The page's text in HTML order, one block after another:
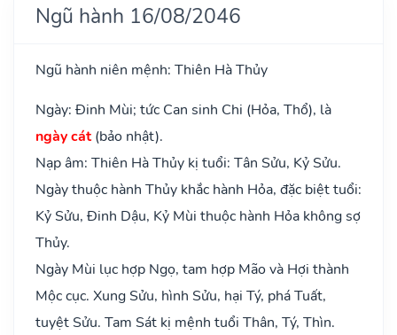
Ngũ hành 16/08/2046
Ngũ hành niên mệnh: Thiên Hà Thủy
Ngày: Đinh Mùi; tức Can sinh Chi (Hỏa, Thổ), là
ngày cát(bảo nhật).
Nạp âm: Thiên Hà Thủy kị tuổi: Tân Sửu, Kỷ Sửu.
Ngày thuộc hành Thủy khắc hành Hỏa, đặc biệt tuổi:
Kỷ Sửu, Đinh Dậu, Kỷ Mùi thuộc hành Hỏa không sợ
Thủy.
Ngày Mùi lục hợp Ngọ, tam hợp Mão và Hợi thành
Mộc cục. Xung Sửu, hình Sửu, hại Tý, phá Tuất,
tuyệt Sửu. Tam Sát kị mệnh tuổi Thân, Tý, Thìn.